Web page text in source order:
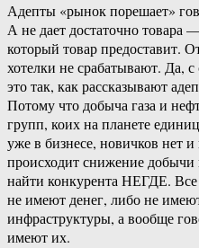
Адепты «рынок порешает»
А не дает достаточно товара
который товар предоставит.
хотелки не срабатывают. Да,
это так, как рассказывают
Потому что добыча газа и
групп, коих на планете
уже в бизнесе, новичков нет
происходит снижение
найти конкурента НЕГДЕ.
не имеют денег, либо не
инфраструктуры, а вообще
имеют их.